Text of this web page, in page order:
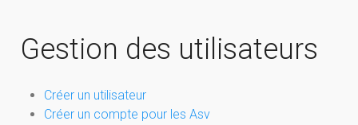
Gestion des utilisateurs
Créer un utilisateur
Créer un compte pour les Asv